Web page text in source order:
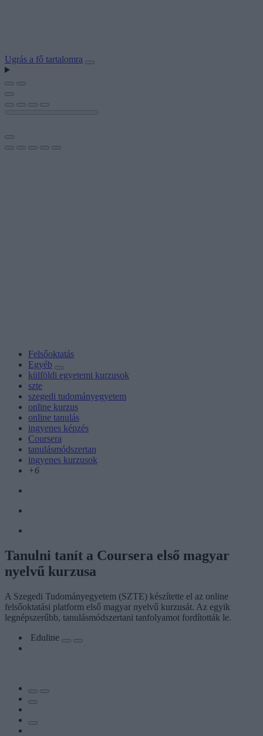
Ugrás a fő tartalomra
Felsőoktatás
Egyéb
külföldi egyetemi kurzusok
szte
szegedi tudományegyetem
online kurzus
online tanulás
ingyenes képzés
Coursera
tanulásmódszertan
ingyenes kurzusok
+6
Tanulni tanít a Coursera első magyar
nyelvű kurzusa
A Szegedi Tudományegyetem (SZTE) készítette el az online
felsőoktatási platform első magyar nyelvű kurzusát. Az egyik
legnépszerűbb, tanulásmódszertani tanfolyamot fordították le.
Eduline